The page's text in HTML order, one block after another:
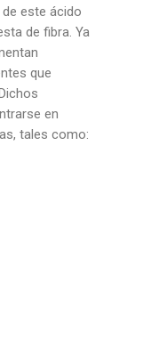
este ácido
de fibra. Ya
que
en
tales como: